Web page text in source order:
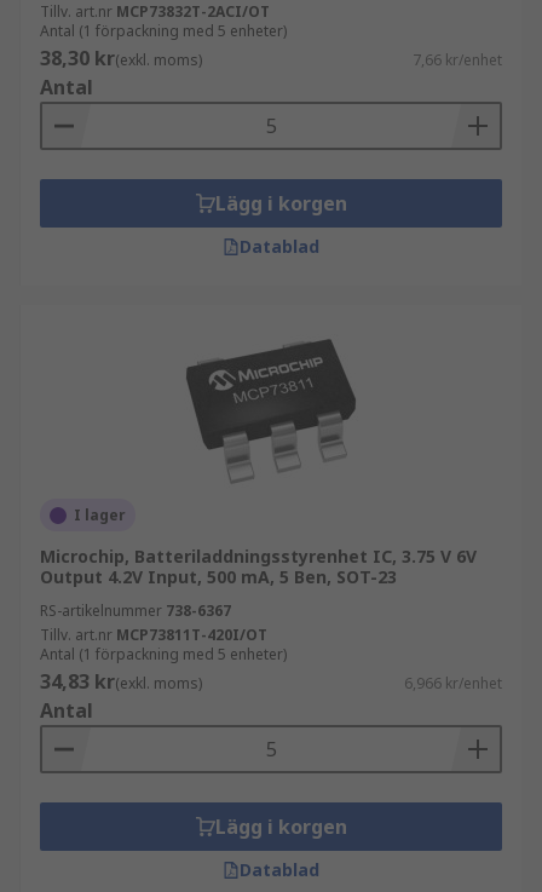
Tillv. art.nr MCP73832T-2ACI/OT
Antal (1 förpackning med 5 enheter)
38,30 kr(exkl. moms) 7,66 kr/enhet
Antal
Lägg i korgen
Datablad
I lager
Microchip, Batteriladdningsstyrenhet IC, 3.75 V 6V
Output 4.2V Input, 500 mA, 5 Ben, SOT-23
RS-artikelnummer 738-6367
Tillv. art.nr MCP73811T-420I/OT
Antal (1 förpackning med 5 enheter)
34,83 kr(exkl. moms) 6,966 kr/enhet
Antal
Lägg i korgen
Datablad